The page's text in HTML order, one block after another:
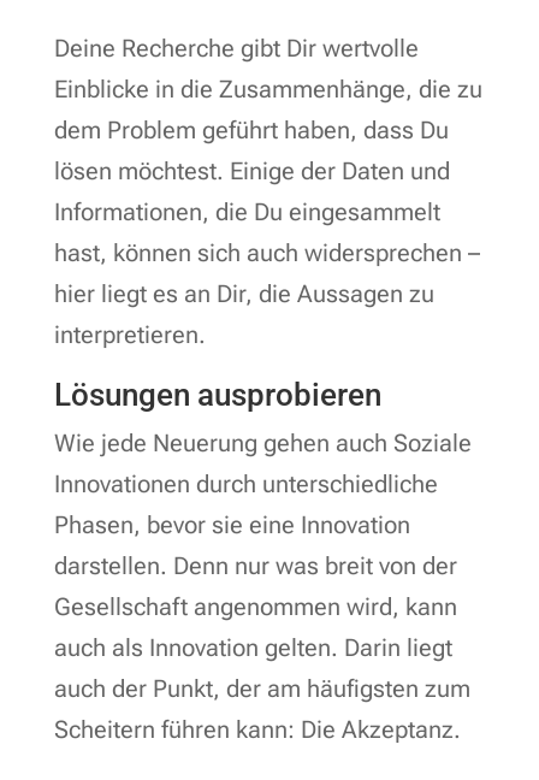
Deine Recherche gibt Dir wertvolle
Einblicke in die Zusammenhänge, die zu
dem Problem geführt haben, dass Du
lösen möchtest. Einige der Daten und
Informationen, die Du eingesammelt
hast, können sich auch widersprechen –
hier liegt es an Dir, die Aussagen zu
interpretieren.
Lösungen ausprobieren
Wie jede Neuerung gehen auch Soziale
Innovationen durch unterschiedliche
Phasen, bevor sie eine Innovation
darstellen. Denn nur was breit von der
Gesellschaft angenommen wird, kann
auch als Innovation gelten. Darin liegt
auch der Punkt, der am häufigsten zum
Scheitern führen kann: Die Akzeptanz.